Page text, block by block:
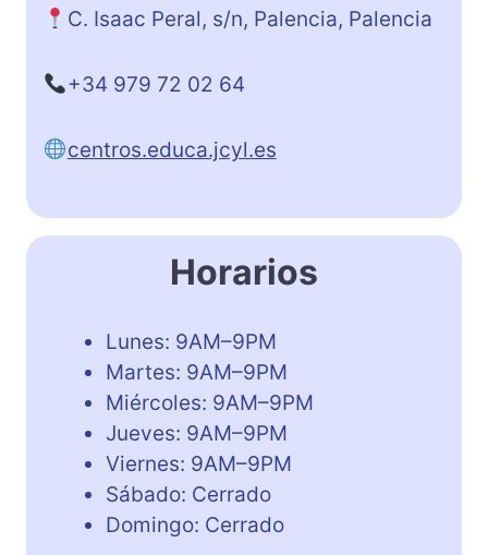
C. Isaac Peral, s/n, Palencia, Palencia
+34 979 72 02 64
centros.educa.jcyl.es
Horarios
Lunes: 9AM–9PM
Martes: 9AM–9PM
Miércoles: 9AM–9PM
Jueves: 9AM–9PM
Viernes: 9AM–9PM
Sábado: Cerrado
Domingo: Cerrado